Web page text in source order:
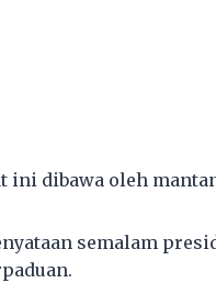
ini dibawa oleh
semalam